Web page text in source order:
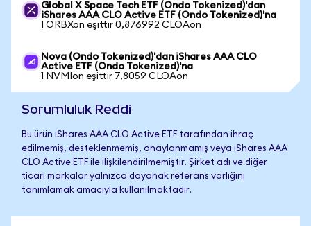
Global X Space Tech ETF (Ondo Tokenized)'dan
iShares AAA CLO Active ETF (Ondo Tokenized)'na
1 ORBXon eşittir 0,876992 CLOAon
Nova (Ondo Tokenized)'dan iShares AAA CLO
Active ETF (Ondo Tokenized)'na
1 NVMIon eşittir 7,8059 CLOAon
Sorumluluk Reddi
Bu ürün iShares AAA CLO Active ETF tarafından ihraç
edilmemiş, desteklenmemiş, onaylanmamış veya iShares AAA
CLO Active ETF ile ilişkilendirilmemiştir. Şirket adı ve diğer
ticari markalar yalnızca dayanak referans varlığını
tanımlamak amacıyla kullanılmaktadır.